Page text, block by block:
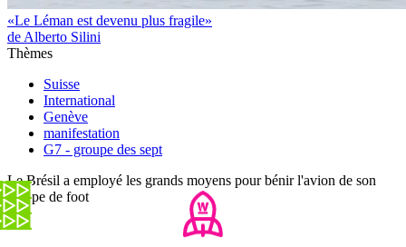
«Le Léman est devenu plus fragile»
de Alberto Silini
Thèmes
Suisse
International
Genève
manifestation
G7 - groupe des sept
Le Brésil a employé les grands moyens pour bénir l'avion de son
équipe de foot